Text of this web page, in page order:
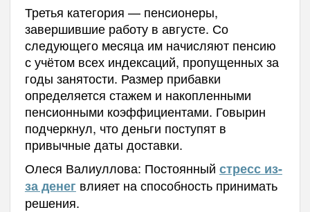
Третья категория — пенсионеры,
завершившие работу в августе. Со
следующего месяца им начисляют пенсию
с учётом всех индексаций, пропущенных за
годы занятости. Размер прибавки
определяется стажем и накопленными
пенсионными коэффициентами. Говырин
подчеркнул, что деньги поступят в
привычные даты доставки.
Олеся Валиуллова: Постоянный стресс из-
за денег влияет на способность принимать
решения.